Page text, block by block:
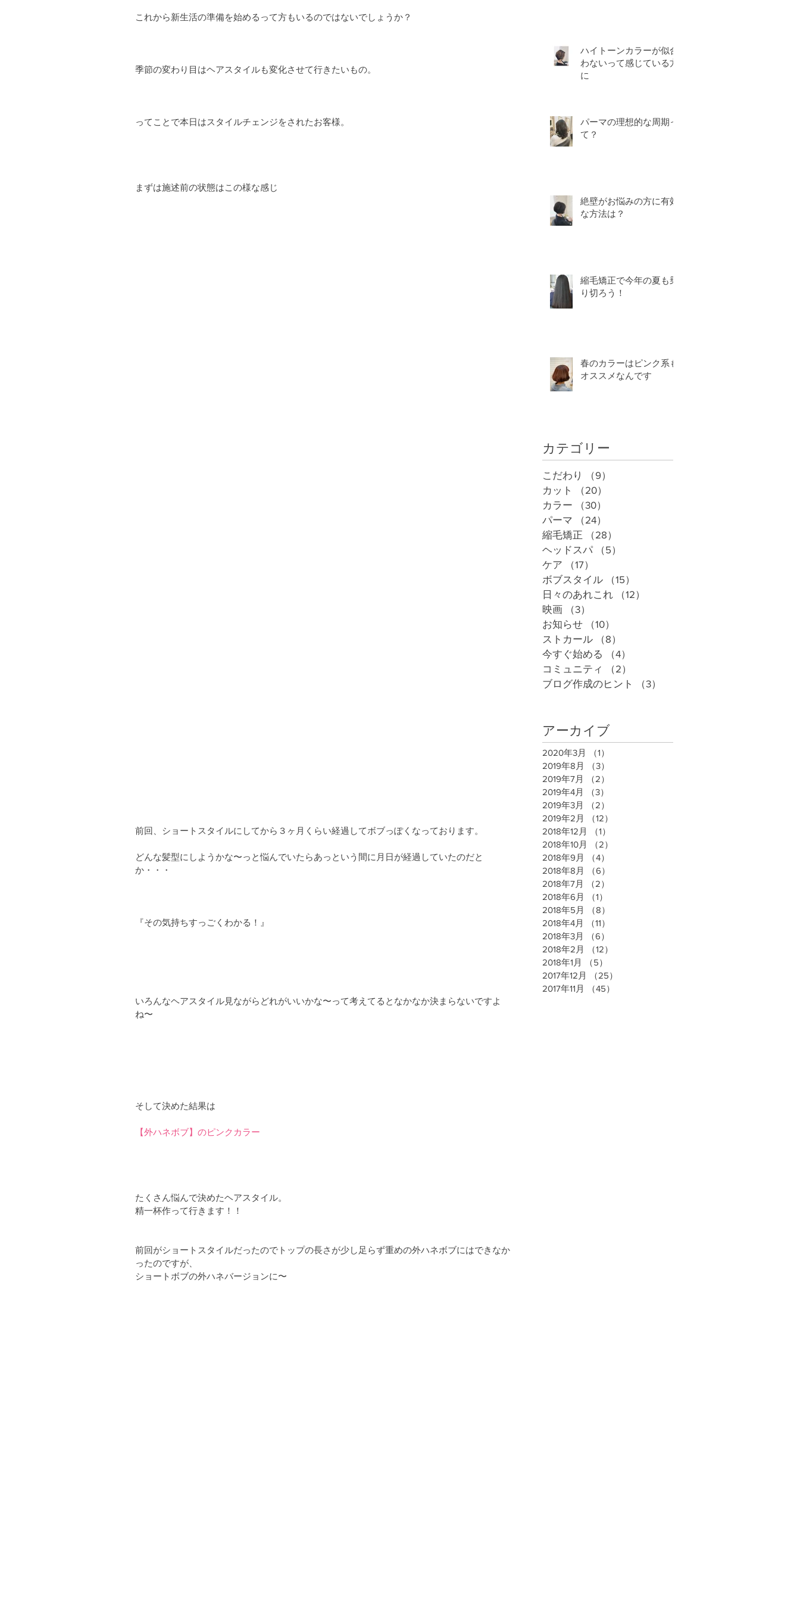
これから新生活の準備を始めるって方もいるのではないでしょうか？
季節の変わり目はヘアスタイルも変化させて行きたいもの。
ってことで本日はスタイルチェンジをされたお客様。
まずは施述前の状態はこの様な感じ
前回、ショートスタイルにしてから３ヶ月くらい経過してボブっぽくなっております。
どんな髪型にしようかな〜っと悩んでいたらあっという間に月日が経過していたのだと
か・・・
『その気持ちすっごくわかる！』
いろんなヘアスタイル見ながらどれがいいかな〜って考えてるとなかなか決まらないですよ
ね〜
そして決めた結果は
【外ハネボブ】のピンクカラー
たくさん悩んで決めたヘアスタイル。
精一杯作って行きます！！
前回がショートスタイルだったのでトップの長さが少し足らず重めの外ハネボブにはできなか
ったのですが、
ショートボブの外ハネバージョンに〜
ハイトーンカラーが似合
わないって感じている方
に
パーマの理想的な周期っ
て？
絶壁がお悩みの方に有効
な方法は？
縮毛矯正で今年の夏も乗
り切ろう！
春のカラーはピンク系も
オススメなんです
カテゴリー
こだわり （9）
カット
（20）
カラー
（30）
パーマ
（24）
縮毛矯正
（28）
ヘッドスパ
（5）
ケア
（17）
ボブスタイル
（15）
日々のあれこれ
（12）
映画
（3）
お知らせ
（10）
ストカール
（8）
今すぐ始める
（4）
コミュニティ
（2）
ブログ作成のヒント
（3）
アーカイブ
2020年3月 （1）
2019年8月
（3）
2019年7月
（2）
2019年4月
（3）
2019年3月
（2）
2019年2月
（12）
2018年12月
（1）
2018年10月
（2）
2018年9月
（4）
2018年8月
（6）
2018年7月
（2）
2018年6月
（1）
2018年5月
（8）
2018年4月
（11）
2018年3月
（6）
2018年2月
（12）
2018年1月
（5）
2017年12月
（25）
2017年11月
（45）